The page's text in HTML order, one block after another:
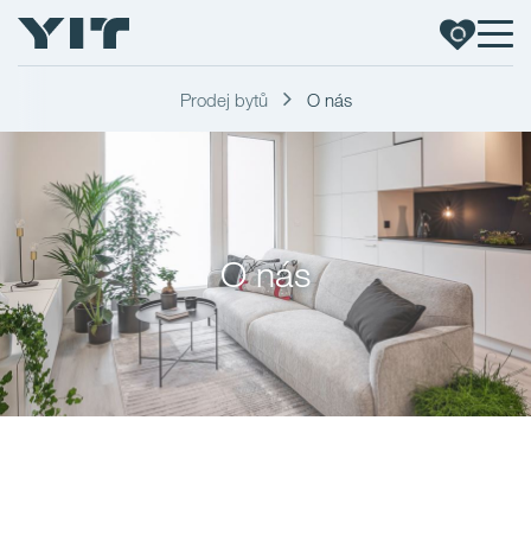
Prodej bytů O nás
O nás